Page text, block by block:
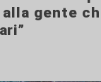
gente